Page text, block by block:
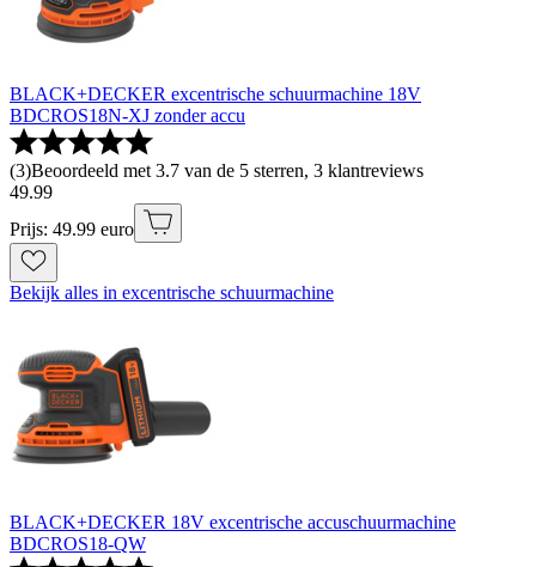
BLACK+DECKER excentrische schuurmachine 18V
BDCROS18N-XJ zonder accu
(3)Beoordeeld met 3.7 van de 5 sterren, 3 klantreviews
49.99
Prijs: 49.99 euro
Bekijk alles in excentrische schuurmachine
BLACK+DECKER 18V excentrische accuschuurmachine
BDCROS18-QW